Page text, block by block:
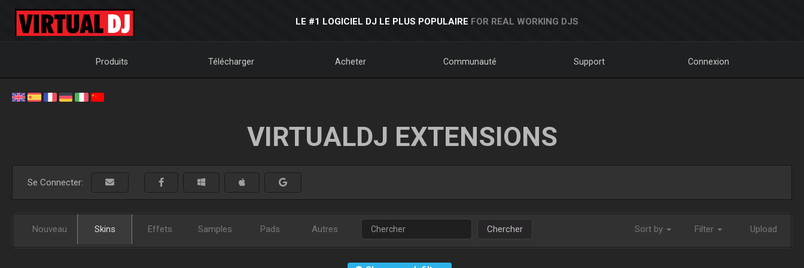
LE #1 LOGICIEL DJ LE PLUS POPULAIRE FOR REAL WORKING DJS
Produits Télécharger Acheter Communauté Support Connexion
VIRTUALDJ EXTENSIONS
Se Connecter:
Nouveau Skins Effets Samples Pads Autres Chercher Sort by Filter Upload